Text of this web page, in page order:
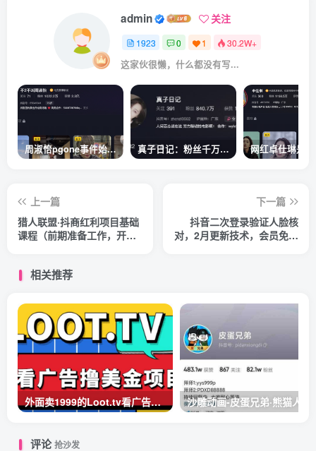
admin 关注
1923 0 1 30.2W+
这家伙很懒，什么都没有写...
周淑怡pgone事件始末，周淑怡现状 真子日记：粉丝千万的真子日记是最懂反转的网红吗？
上一篇
猎人联盟·抖商红利项目基础
课程（前期准备工作，开通
下一篇
抖音二次登录验证人脸核
对，2月更新技术，会员免费
相关推荐
外面卖1999的Loot.tv看广告撸美金项目，号称月入轻松4000【详细教程+上车资源渠道】
评论抢沙发